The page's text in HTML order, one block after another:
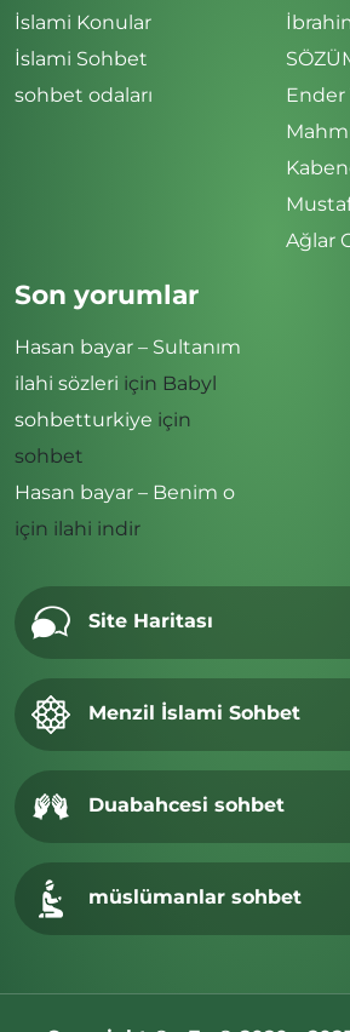
İslami Konular
İslami Sohbet
sohbet odaları
Ender
Ağlar
Son yorumlar
Hasan bayar – Sultanım
ilahi sözleri için Babyl
sohbetturkiye için
sohbet
Hasan bayar – Benim o
için ilahi indir
Site Haritası
Menzil İslami Sohbet
Duabahcesi sohbet
müslümanlar sohbet